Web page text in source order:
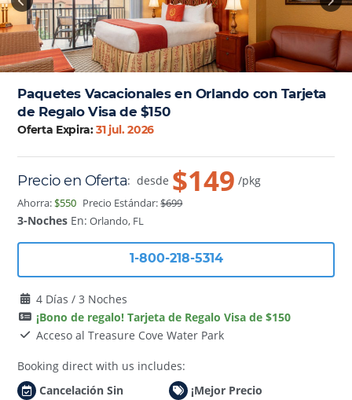
Paquetes Vacacionales en Orlando con Tarjeta
de Regalo Visa de $150
Oferta Expira:31 jul. 2026
Precio en Oferta:desde $149 /pkg
Ahorra:$550 Precio Estándar:$699
3-Noches En: Orlando, FL
1-800-218-5314
4 Días / 3 Noches
¡Bono de regalo! Tarjeta de Regalo Visa de $150
Acceso al Treasure Cove Water Park
Booking direct with us includes:
Cancelación Sin
¡Mejor Precio